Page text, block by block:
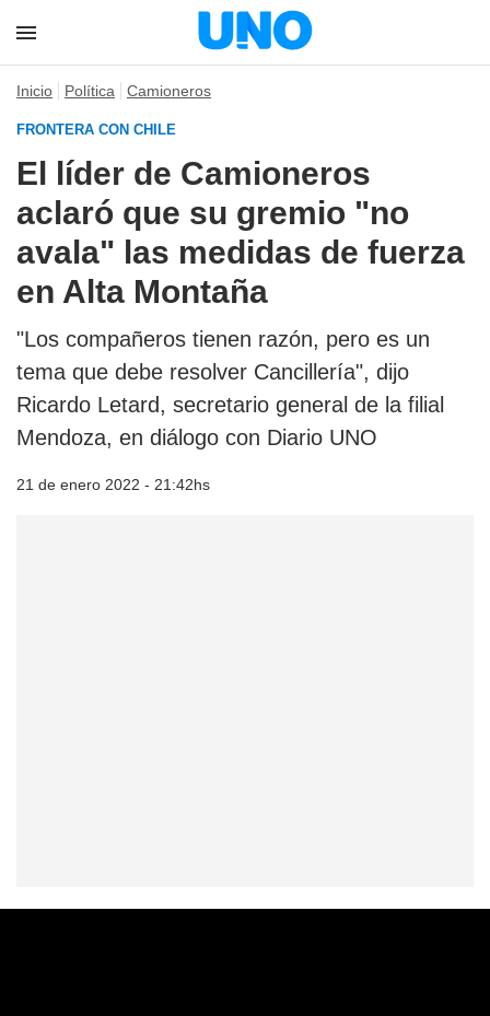
Inicio Política Camioneros
FRONTERA CON CHILE
El líder de Camioneros
aclaró que su gremio "no
avala" las medidas de fuerza
en Alta Montaña
"Los compañeros tienen razón, pero es un
tema que debe resolver Cancillería", dijo
Ricardo Letard, secretario general de la filial
Mendoza, en diálogo con Diario UNO
21 de enero 2022 - 21:42hs